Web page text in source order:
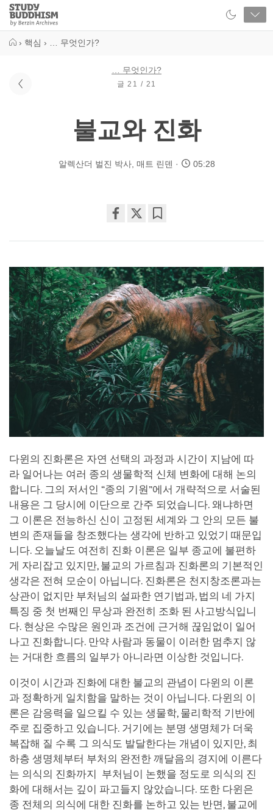
Close
Study
Buddhism
› 핵심 › … 무엇인가?
… 무엇인가?
글 21 / 21
불교와 진화
알렉산더 벌진 박사, 매트 린덴 05:28
on
다윈의 진화론은 자연 선택의 과정과 시간이 지남에 따
라 일어나는 여러 종의 생물학적 신체 변화에 대해 논의
합니다. 그의 저서인 “종의 기원”에서 개략적으로 서술된
내용은 그 당시에 이단으로 간주 되었습니다. 왜냐하면
그 이론은 전능하신 신이 고정된 세계와 그 안의 모든 불
변의 존재들을 창조했다는 생각에 반하고 있었기 때문입
니다. 오늘날도 여전히 진화 이론은 일부 종교에 불편하
게 자리잡고 있지만, 불교의 가르침과 진화론의 기본적인
생각은 전혀 모순이 아닙니다. 진화론은 천지창조론과는
상관이 없지만 부처님의 설파한 연기법과, 법의 네 가지
특징 중 첫 번째인 무상과 완전히 조화 된 사고방식입니
다. 현상은 수많은 원인과 조건에 근거해 끊임없이 일어
나고 진화합니다. 만약 사람과 동물이 이러한 멈추지 않
는 거대한 흐름의 일부가 아니라면 이상한 것입니다.
이것이 시간과 진화에 대한 불교의 관념이 다윈의 이론
과 정확하게 일치함을 말하는 것이 아닙니다. 다윈의 이
론은 감응력을 일으킬 수 있는 생물학, 물리학적 기반에
주로 집중하고 있습니다. 거기에는 분명 생명체가 더욱
복잡해 질 수록 그 의식도 발달한다는 개념이 있지만, 최
하층 생명체부터 부처의 완전한 깨달음의 경지에 이른다
는 의식의 진화까지 부처님이 논했을 정도로 의식의 진
화에 대해서는 깊이 파고들지 않았습니다. 또한 다윈은
종 전체의 의식에 대한 진화를 논하고 있는 반면, 불교에